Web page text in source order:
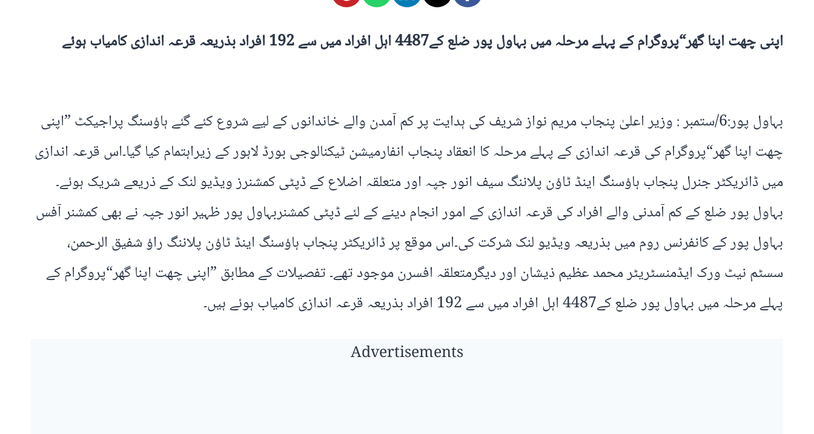
اپنی چھت اپنا گھر“پروگرام کے پہلے مرحلہ میں بہاول پور ضلع کے4487 اہل افراد میں سے 192 افراد بذریعہ قرعہ اندازی کامیاب ہوئے
بہاول پور:6/ستمبر : وزیر اعلیٰ پنجاب مریم نواز شریف کی ہدایت پر کم آمدن والے خاندانوں کے لیے شروع کئے گئے ہاؤسنگ پراجیکٹ ”اپنی
چھت اپنا گھر“پروگرام کی قرعہ اندازی کے پہلے مرحلہ کا انعقاد پنجاب انفارمیشن ٹیکنالوجی بورڈ لاہور کے زیراہتمام کیا گیا۔اس قرعہ اندازی
میں ڈائریکٹر جنرل پنجاب ہاؤسنگ اینڈ ٹاؤن پلاننگ سیف انور جپہ اور متعلقہ اضلاع کے ڈپٹی کمشنرز ویڈیو لنک کے ذریعے شریک ہوئے۔
بہاول پور ضلع کے کم آمدنی والے افراد کی قرعہ اندازی کے امور انجام دینے کے لئے ڈپٹی کمشنربہاول پور ظہیر انور جپہ نے بھی کمشنر آفس
بہاول پور کے کانفرنس روم میں بذریعہ ویڈیو لنک شرکت کی۔اس موقع پر ڈائریکٹر پنجاب ہاؤسنگ اینڈ ٹاؤن پلاننگ راؤ شفیق الرحمن،
سسٹم نیٹ ورک ایڈمنسٹریٹر محمد عظیم ذیشان اور دیگرمتعلقہ افسرن موجود تھے۔ تفصیلات کے مطابق ”اپنی چھت اپنا گھر“پروگرام کے
پہلے مرحلہ میں بہاول پور ضلع کے4487 اہل افراد میں سے 192 افراد بذریعہ قرعہ اندازی کامیاب ہوئے ہیں۔
Advertisements